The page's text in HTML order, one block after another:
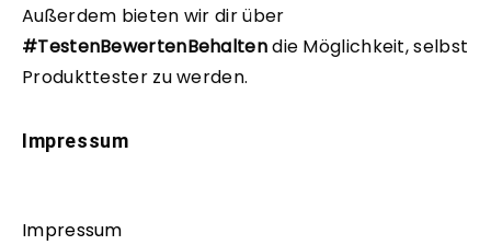
Außerdem bieten wir dir über
#TestenBewertenBehaltendie Möglichkeit, selbst
Produkttester zu werden.
Impressum
Impressum